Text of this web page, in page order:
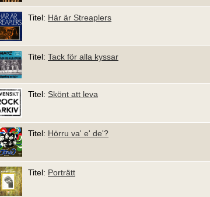
Titel: Här är Streaplers
Titel: Tack för alla kyssar
Titel: Skönt att leva
Titel: Hörru va' e' de'?
Titel: Porträtt